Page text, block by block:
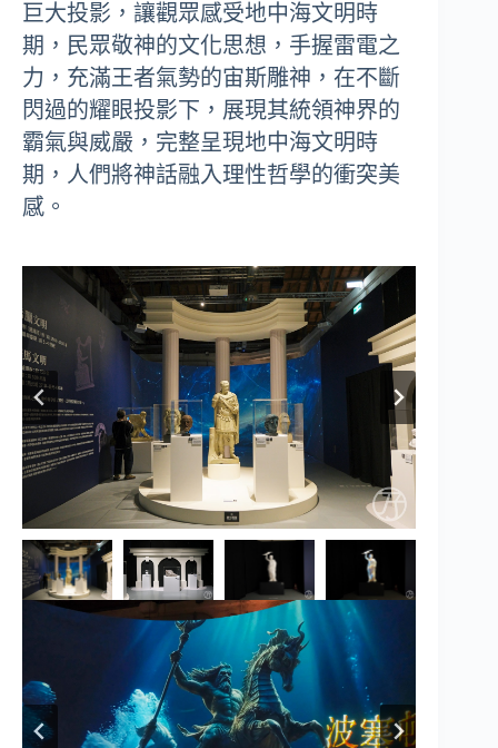
巨大投影，讓觀眾感受地中海文明時
期，民眾敬神的文化思想，手握雷電之
力，充滿王者氣勢的宙斯雕神，在不斷
閃過的耀眼投影下，展現其統領神界的
霸氣與威嚴，完整呈現地中海文明時
期，人們將神話融入理性哲學的衝突美
感。